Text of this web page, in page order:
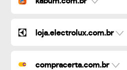
loja.electrolux.com.br
compracerta.com.br